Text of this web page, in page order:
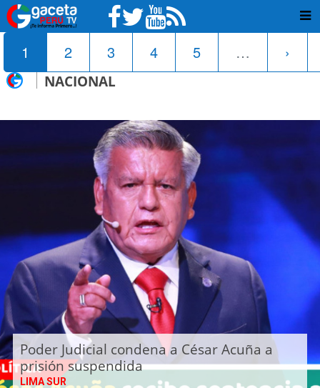
1 2 3 4 5 … ›
NACIONAL
Poder Judicial condena a César Acuña a
prisión suspendida
LIMA SUR